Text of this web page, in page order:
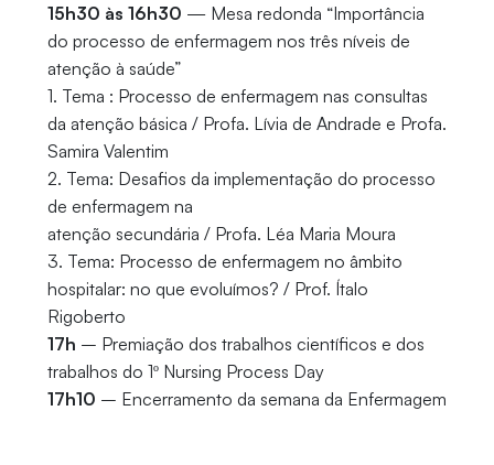
15h30 às 16h30 — Mesa redonda “Importância
do processo de enfermagem nos três níveis de
atenção à saúde”
1. Tema : Processo de enfermagem nas consultas
da atenção básica / Profa. Lívia de Andrade e Profa.
Samira Valentim
2. Tema: Desafios da implementação do processo
de enfermagem na
atenção secundária / Profa. Léa Maria Moura
3. Tema: Processo de enfermagem no âmbito
hospitalar: no que evoluímos? / Prof. Ítalo
Rigoberto
17h – Premiação dos trabalhos científicos e dos
trabalhos do 1º Nursing Process Day
17h10 – Encerramento da semana da Enfermagem